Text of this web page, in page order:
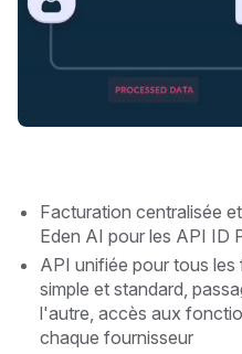
Facturation centralisée
Eden AI pour les API ID
API unifiée pour tous les
simple et standard,
l'autre, accès aux
chaque fournisseur